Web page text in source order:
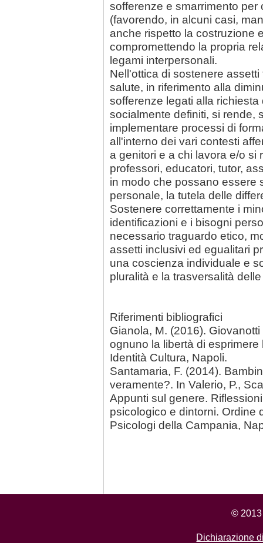
sofferenze e smarrimento
(favorendo, in alcuni casi,
anche rispetto la costruzione
compromettendo la propria
legami interpersonali.
Nell'ottica di sostenere
salute, in riferimento alla
sofferenze legati alla
socialmente definiti, si rende,
implementare processi di
all'interno dei vari contesti
a genitori e a chi lavora e/o si
professori, educatori, tutor,
in modo che possano essere
personale, la tutela delle
Sostenere correttamente i
identificazioni e i bisogni
necessario traguardo etico,
assetti inclusivi ed egualitari
una coscienza individuale e
pluralità e la trasversalità
Riferimenti bibliografici
Gianola, M. (2016).
ognuno la libertà di
Identità Cultura, Napoli.
Santamaria, F. (2014).
veramente?. In Valerio, P.,
Appunti sul genere.
psicologico e dintorni. Ordine
Psicologi della Campania,
© 2013
Dichiarazione